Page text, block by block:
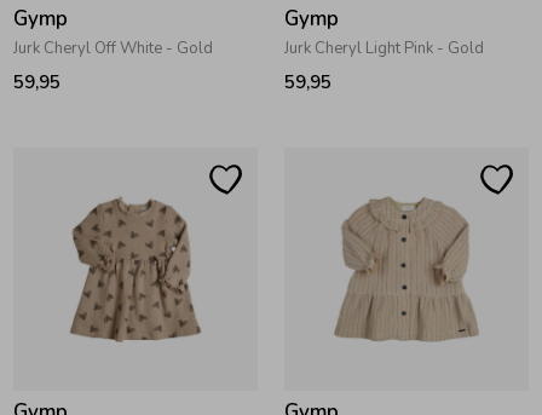
Gymp
Jurk Cheryl Off White - Gold
59,95
Gymp
Jurk Cheryl Light Pink - Gold
59,95